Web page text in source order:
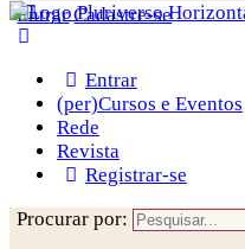
Entrar Cadastre-se
Entrar
(per)Cursos e Eventos
Rede
Revista
Registrar-se
Procurar por: